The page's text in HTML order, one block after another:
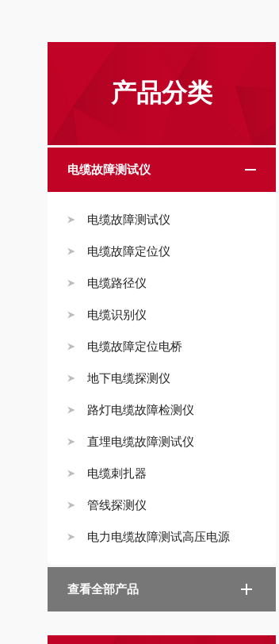
产品分类
电缆故障测试仪
电缆故障测试仪
电缆故障定位仪
电缆路径仪
电缆识别仪
电缆故障定位电桥
地下电缆探测仪
路灯电缆故障检测仪
直埋电缆故障测试仪
电缆刺扎器
管线探测仪
电力电缆故障测试高压电源
查看全部产品